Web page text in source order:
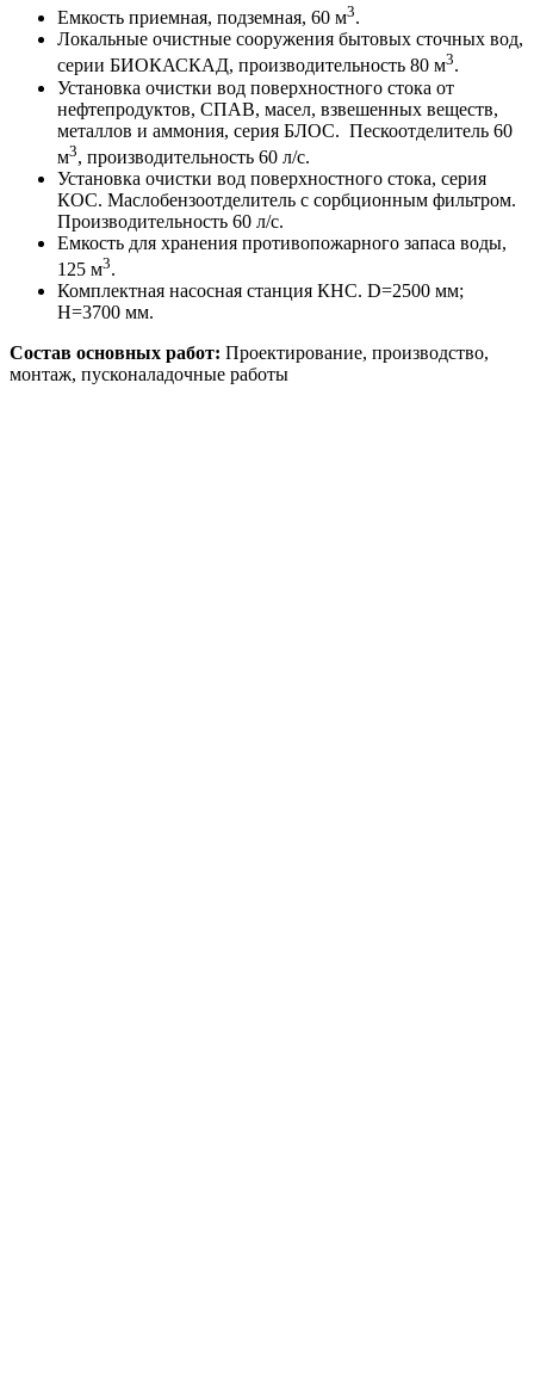
Емкость приемная, подземная, 60 м3.
Локальные очистные сооружения бытовых сточных вод,
серии БИОКАСКАД, производительность 80 м3.
Установка очистки вод поверхностного стока от
нефтепродуктов, СПАВ, масел, взвешенных веществ,
металлов и аммония, серия БЛОС. Пескоотделитель 60
м3, производительность 60 л/с.
Установка очистки вод поверхностного стока, серия
КОС. Маслобензоотделитель с сорбционным фильтром.
Производительность 60 л/с.
Емкость для хранения противопожарного запаса воды,
125 м3.
Комплектная насосная станция КНС. D=2500 мм;
H=3700 мм.
Состав основных работ: Проектирование, производство,
монтаж, пусконаладочные работы